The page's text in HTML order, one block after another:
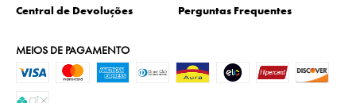
Central de Devoluções Perguntas Frequentes
MEIOS DE PAGAMENTO